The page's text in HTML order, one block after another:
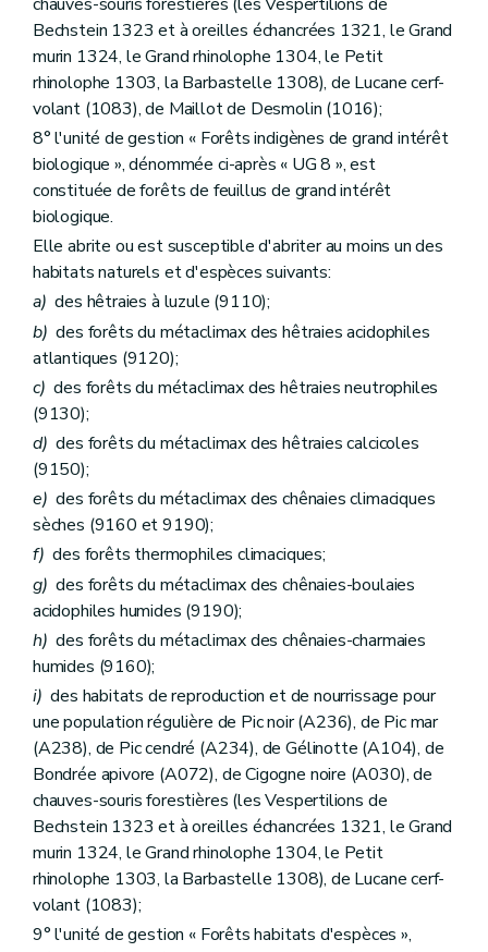
Bechstein 1323 et à oreilles échancrées 1321, le Grand
murin 1324, le Grand rhinolophe 1304, le Petit
rhinolophe 1303, la Barbastelle 1308), de Lucane cerf-
volant (1083), de Maillot de Desmolin (1016);
8° l'unité de gestion « Forêts indigènes de grand intérêt
biologique », dénommée ci-après « UG 8 », est
constituée de forêts de feuillus de grand intérêt
biologique.
Elle abrite ou est susceptible d'abriter au moins un des
habitats naturels et d'espèces suivants:
a) des hêtraies à luzule (9110);
b) des forêts du métaclimax des hêtraies acidophiles
atlantiques (9120);
c) des forêts du métaclimax des hêtraies neutrophiles
(9130);
d) des forêts du métaclimax des hêtraies calcicoles
(9150);
e) des forêts du métaclimax des chênaies climaciques
sèches (9160 et 9190);
f) des forêts thermophiles climaciques;
g) des forêts du métaclimax des chênaies-boulaies
acidophiles humides (9190);
h) des forêts du métaclimax des chênaies-charmaies
humides (9160);
i) des habitats de reproduction et de nourrissage pour
une population régulière de Pic noir (A236), de Pic mar
(A238), de Pic cendré (A234), de Gélinotte (A104), de
Bondrée apivore (A072), de Cigogne noire (A030), de
chauves-souris forestières (les Vespertilions de
Bechstein 1323 et à oreilles échancrées 1321, le Grand
murin 1324, le Grand rhinolophe 1304, le Petit
rhinolophe 1303, la Barbastelle 1308), de Lucane cerf-
volant (1083);
9° l'unité de gestion « Forêts habitats d'espèces »,